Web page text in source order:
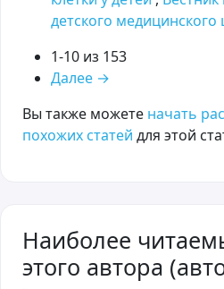
детского
1-10 из 153
Далее →
Вы также можете начать
похожих статей для этой
Наиболее
этого автора